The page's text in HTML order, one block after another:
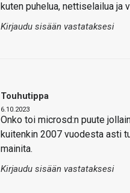
kuten puhelua, nettiselailua ja
Kirjaudu sisään vastataksesi
Touhutippa
6.10.2023
Onko toi microsd:n puute
kuitenkin 2007 vuodesta asti
mainita.
Kirjaudu sisään vastataksesi